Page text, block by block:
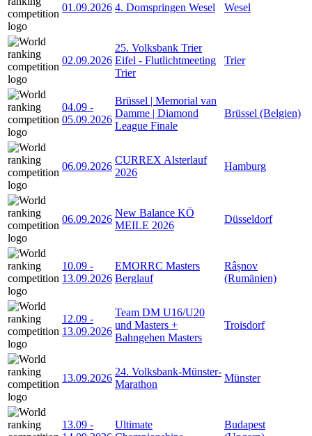
01.09.2026 4. Domspringen Wesel Wesel
02.09.2026
25. Volksbank Trier
Eifel - Flutlichtmeeting
Trier
Trier
04.09 -
05.09.2026
Brüssel | Memorial van
Damme | Diamond
League Finale
Brüssel (Belgien)
06.09.2026
CURREX Alsterlauf
2026
Hamburg
06.09.2026
New Balance KÖ
MEILE 2026
Düsseldorf
10.09 -
13.09.2026
EMORRC Masters
Berglauf
Râșnov
(Rumänien)
12.09 -
13.09.2026
Team DM U16/U20
und Masters +
Bahngehen Masters
Troisdorf
13.09.2026
24. Volksbank-Münster-
Marathon
Münster
13.09 -
Ultimate
Budapest